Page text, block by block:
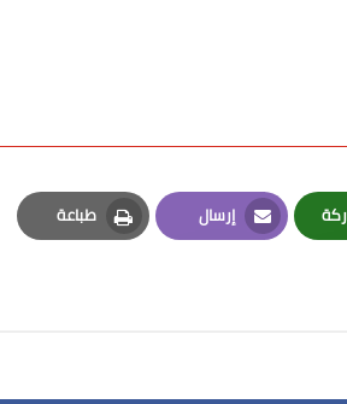
إرسال
Email
طباعة
Print